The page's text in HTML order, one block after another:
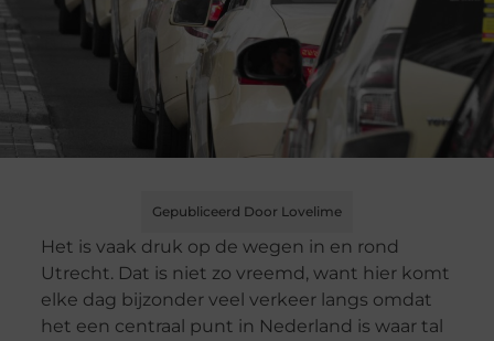
Gepubliceerd Door Lovelime
Het is vaak druk op de wegen in en rond
Utrecht. Dat is niet zo vreemd, want hier komt
elke dag bijzonder veel verkeer langs omdat
het een centraal punt in Nederland is waar tal